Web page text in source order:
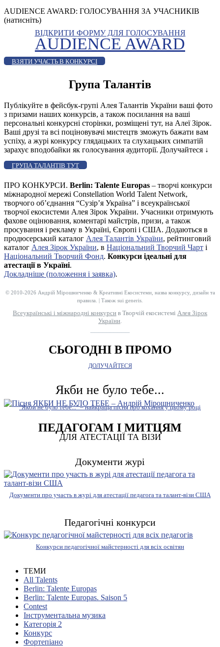
AUDIENCE AWARD: ГОЛОСУВАННЯ ЗА УЧАСНИКІВ
(натисніть)
ВІДКРИТИ ФОРМУ ДЛЯ ГОЛОСУВАННЯ
AUDIENCE AWARD
ВЗЯТИ УЧАСТЬ В КОНКУРСІ
Група Талантів
Публікуйте в фейсбук-групі Алея Талантів України ваші фото
з призами наших конкурсів, а також посилання на ваші
персональні конкурсні сторінки, розміщені тут, на Алеї Зірок.
Ваші друзі та всі поціновувачі мистецтв зможуть бажати вам
успіху, а журі конкурсу глядацьких та слухацьких симпатій
зарахує вподобайки як голосування аудиторії. Долучайтеся ↓
ГРУПА ТАЛАНТІВ ТУТ
ПРО КОНКУРСИ. Berlin: Talente Europas – творчі конкурси
міжнародної мережі Constellation World Talent Network,
творчого об’єднання “Сузір’я Україна” і всеукраїнської
творчої екосистеми Алея Зірок України. Учасники отримують
фахове оцінювання, коментарі майстрів, призи, а також
просування і рекламу в Україні, Європі і США. Додаються в
продюсерський каталог Алея Талантів України, рейтинговий
каталог Алея Зірок України, в Національний Творчий Чарт і
Національний Творчий Фонд. Конкурси ідеальні для
атестації в Україні.
Докладніше (положення і заявка).
© 2010-2026 Андрій Мірошниченко & Креативні Екосистеми, назва конкурсу, дизайн та
правила. | Також sui generis.
Всеукраїнські і міжнародні конкурси в Творчій екосистемі Алея Зірок
України
СЬОГОДНІ В ПРОМО
ДОЛУЧАЙТЕСЯ
Якби не було тебе...
"Якби не було тебе..." – найкраща пісня про кохання у цьому році
ПЕДАГОГАМ І МИТЦЯМ
ДЛЯ АТЕСТАЦІЇ ТА ВІЗИ
Документи журі
Документи про участь в журі для атестації педагога та талант-візи США
Педагогічні конкурси
Конкурси педагогічної майстерності для всіх освітян
ТЕМИ
All Talents
Berlin: Talente Europas
Berlin: Talente Europas. Saison 5
Contest
Інструментальна музика
Категорія 2
Конкурс
Фортепіано